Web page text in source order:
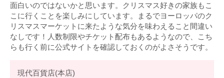
面白いのではないかと思います。クリスマス好きの家族もこ
こに行くことを楽しみにしています。まるでヨーロッパのク
リスマスマーケットに来たような気分を味わえること間違い
なしです！人数制限やチケット配布もあるようなので、こち
らも行く前に公式サイトを確認しておくのがよさそうです。
現代百貨店(本店)